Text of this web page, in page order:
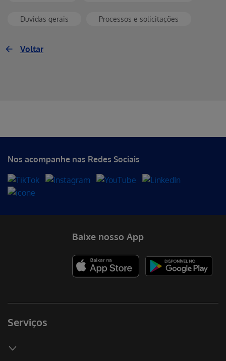
Duvidas gerais Processos e solicitações
Voltar
Nos acompanhe nas Redes Sociais
Serviços
Baixe nosso App